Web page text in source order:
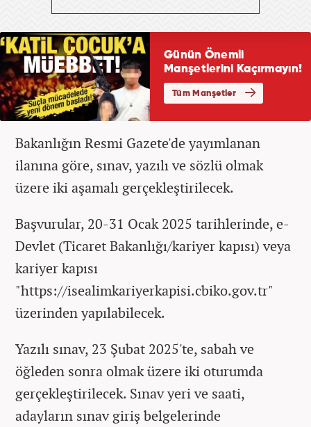
Bakanlığın Resmi Gazete'de yayımlanan
ilanına göre, sınav, yazılı ve sözlü olmak
üzere iki aşamalı gerçekleştirilecek.
Başvurular, 20-31 Ocak 2025 tarihlerinde, e-
Devlet (Ticaret Bakanlığı/kariyer kapısı) veya
kariyer kapısı
"https://isealimkariyerkapisi.cbiko.gov.tr"
üzerinden yapılabilecek.
Yazılı sınav, 23 Şubat 2025'te, sabah ve
öğleden sonra olmak üzere iki oturumda
gerçekleştirilecek. Sınav yeri ve saati,
adayların sınav giriş belgelerinde